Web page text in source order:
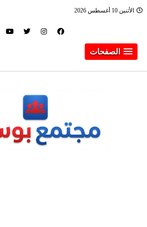
الأثنين 10 أغسطس 2026
الصفحات